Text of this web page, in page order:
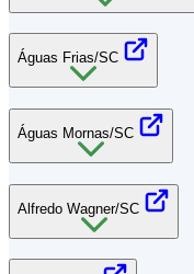
Águas Frias/SC
Águas Mornas/SC
Alfredo Wagner/SC